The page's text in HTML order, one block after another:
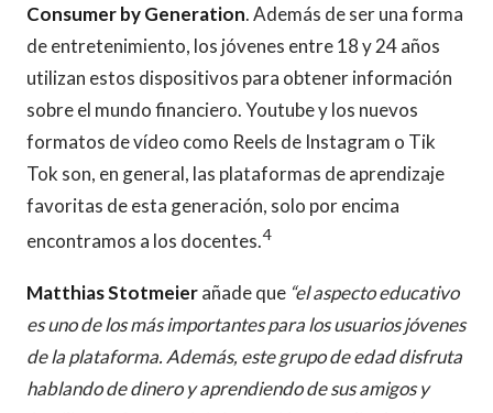
Consumer by Generation. Además de ser una forma
de entretenimiento, los jóvenes entre 18 y 24 años
utilizan estos dispositivos para obtener información
sobre el mundo financiero. Youtube y los nuevos
formatos de vídeo como Reels de Instagram o Tik
Tok son, en general, las plataformas de aprendizaje
favoritas de esta generación, solo por encima
encontramos a los docentes.4
Matthias Stotmeierañade que “el aspecto educativo
es uno de los más importantes para los usuarios jóvenes
de la plataforma. Además, este grupo de edad disfruta
hablando de dinero y aprendiendo de sus amigos y